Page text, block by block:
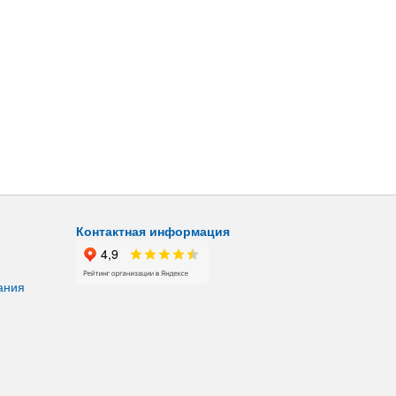
Контактная информация